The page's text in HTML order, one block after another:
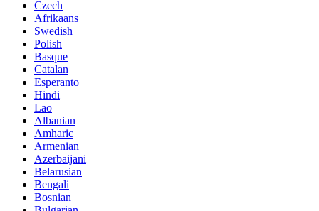
Czech
Afrikaans
Swedish
Polish
Basque
Catalan
Esperanto
Hindi
Lao
Albanian
Amharic
Armenian
Azerbaijani
Belarusian
Bengali
Bosnian